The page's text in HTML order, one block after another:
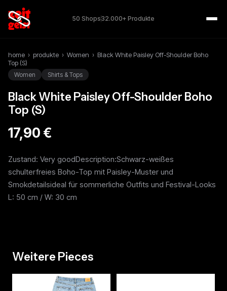
50 Shops32.000+ Produkte
home › produkte › Women › Black White Paisley Off-Shoulder Boho
Top (S)
Women Shirts & Tops
Black White Paisley Off-Shoulder Boho
Top (S)
17,90 €
Zustand: Very goodDescription:Schwarz-weißes
schulterfreies Boho-Top mit Paisley-Muster und
Smokdetailsideal für sommerliche Outfits und Festival-Looks
L: 50 cm / W: 30 cm
Weitere Pieces